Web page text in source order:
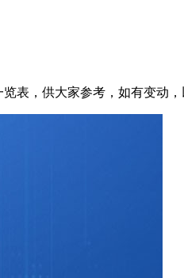
表，供大家参考，如有变动，